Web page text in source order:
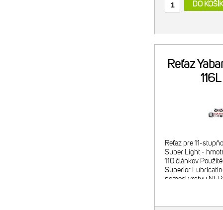
DO
Reťaz
Reťaz pre 11-
Super Light -
110 článkov
Superior
pomoci vrstvy Ni-